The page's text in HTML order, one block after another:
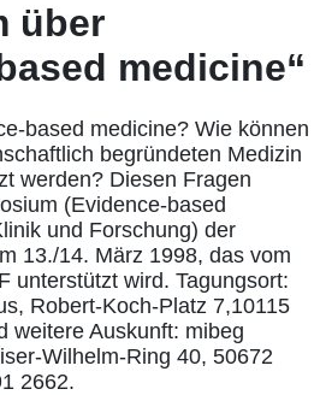
über
medicine“
based medicine? Wie können
begründeten Medizin
werden? Diesen Fragen
(Evidence-based
und Forschung) der
13./14. März 1998, das vom
unterstützt wird. Tagungsort:
Robert-Koch-Platz 7,10115
weitere Auskunft: mibeg
Wilhelm-Ring 40, 50672
2662.